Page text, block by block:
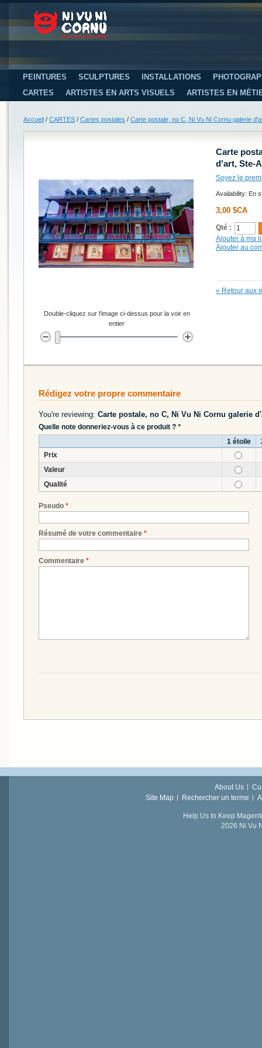
PEINTURES SCULPTURES INSTALLATIONS
CARTES
ARTISTES EN ARTS VISUELS ARTISTES EN
Accueil / CARTES / Cartes postales / Carte postale, no C, Ni Vu Ni Cornu galerie
Carte
d'art, Ste-
Soyez le
Availability: En
3,00 $CA
Qté :
Ajouter à ma
Ajouter au
« Retour aux
Double-cliquez sur l'image ci-dessus pour la voir en
entier
Rédigez votre propre commentaire
You're reviewing: Carte postale, no C, Ni Vu Ni Cornu galerie
Quelle note donneriez-vous à ce produit ? *
1 étoile
Prix
Valeur
Qualité
*
Pseudo
*
Résumé de votre commentaire
*
Commentaire
About Us
Site Map
Rechercher un terme
Help Us to Keep
2026 Ni Vu